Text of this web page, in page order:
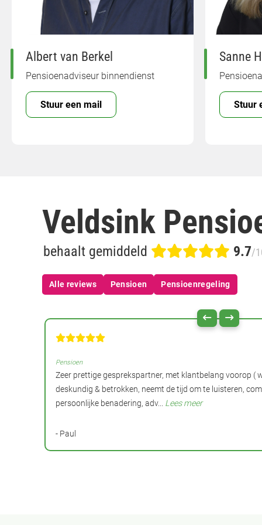
Albert van Berkel
Pensioenadviseur binnendienst
Stuur een mail
Sanne
Stuur
Veldsink
behaalt gemiddeld 9.7/
Alle reviews Pensioen Pensioenregeling
Pensioen
Zeer prettige gesprekspartner, met klantbelang voorop (
deskundig & betrokken, neemt de tijd om te luisteren,
persoonlijke benadering, adv... Lees meer
- Paul